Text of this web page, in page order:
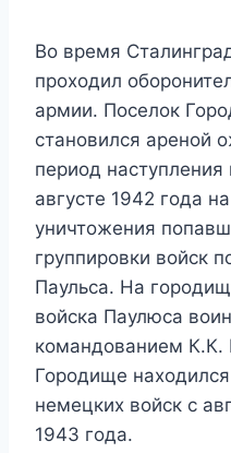
Во время
проходил
армии. Поселок
становился ареной
период
августе 1942 года
уничтожения
группировки войск
Паульса. На
войска Паулюса
командованием К.К.
Городище
немецких войск с
1943 года.